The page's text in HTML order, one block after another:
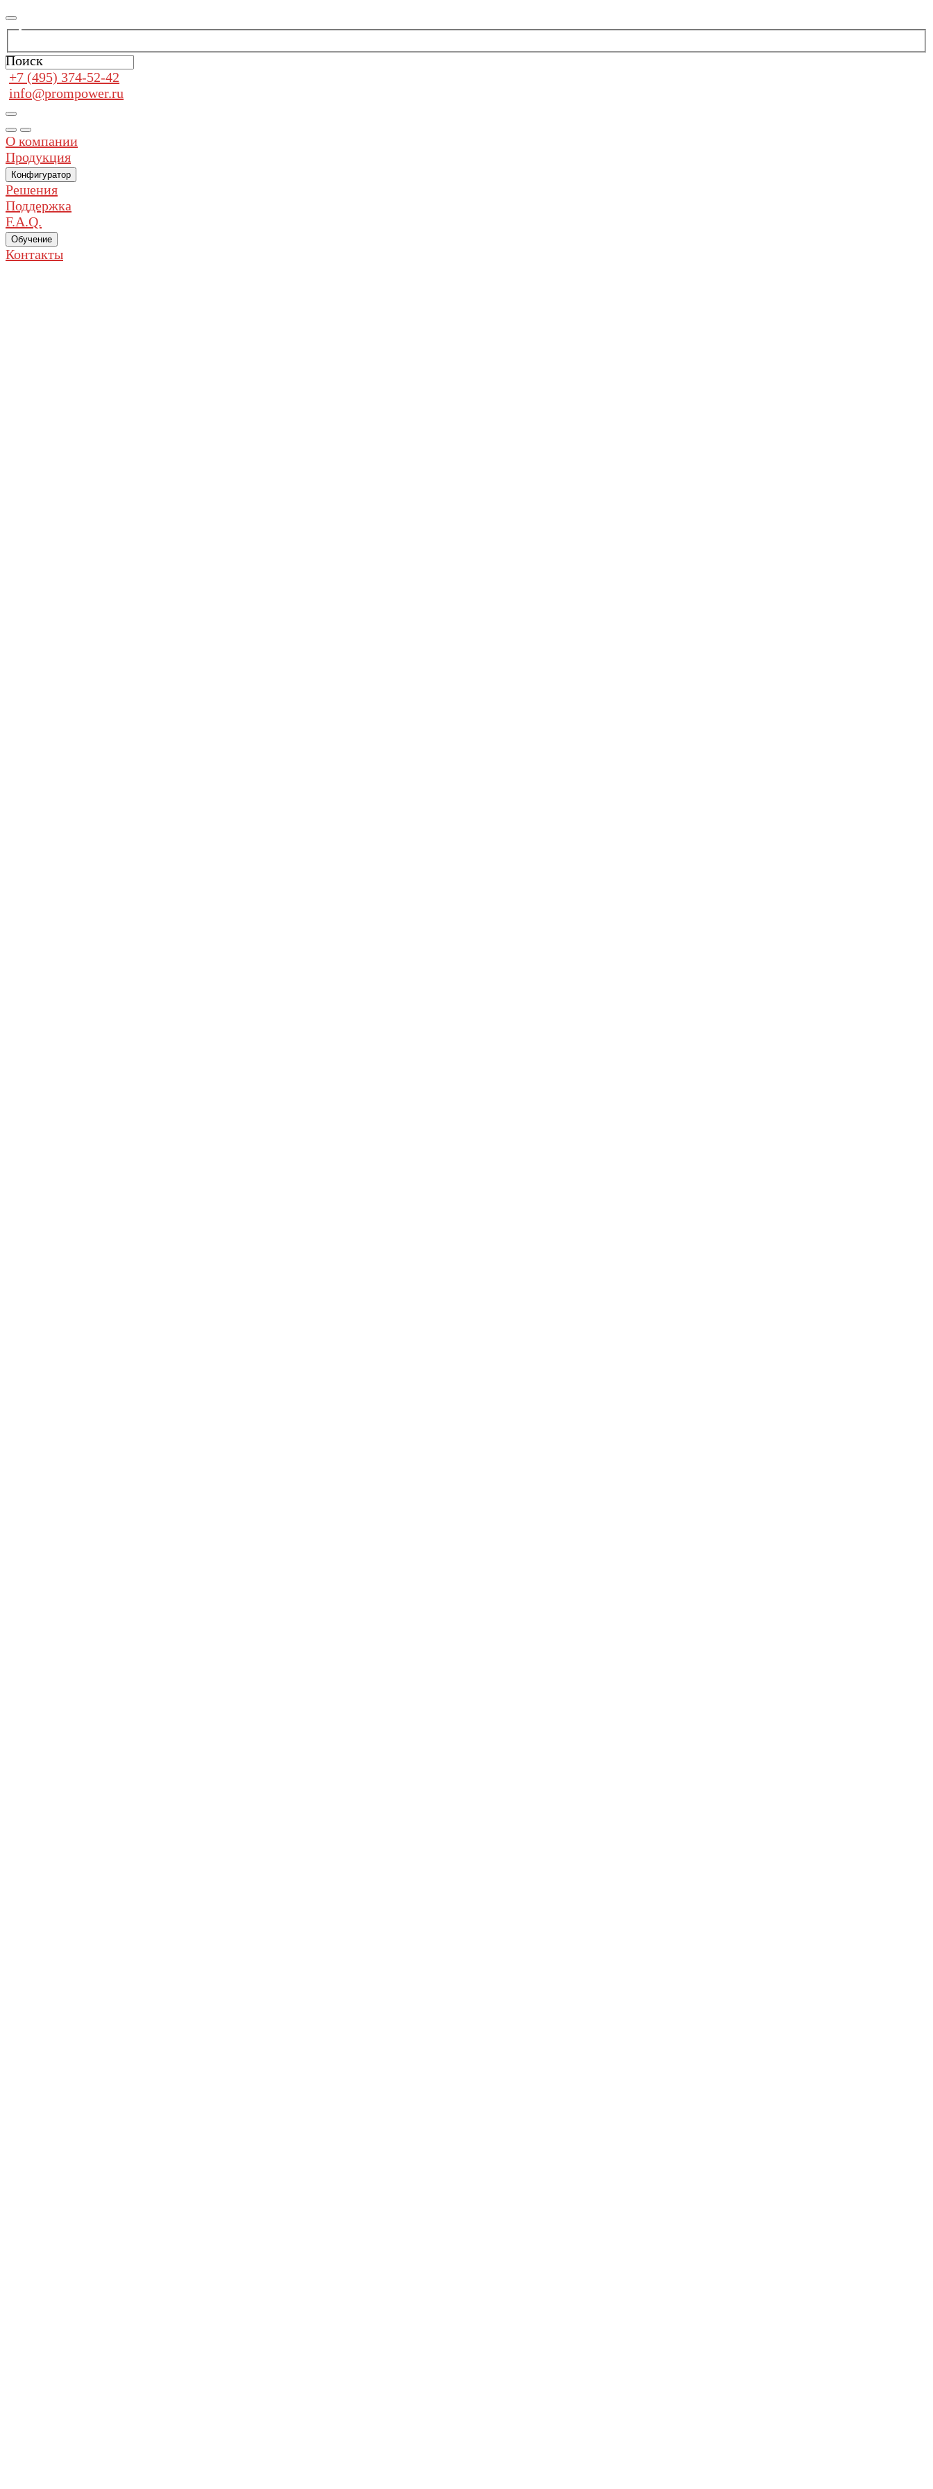
Поиск
+7 (495) 374-52-42
info@prompower.ru
О компании
Продукция
Конфигуратор
Решения
Поддержка
F.A.Q.
Обучение
Контакты